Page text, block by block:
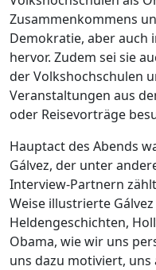
Zusammenkommens
Demokratie, aber auch
hervor. Zudem sei sie
der Volkshochschulen
Veranstaltungen aus
oder Reisevorträge
Hauptact des Abends
Gálvez, der unter
Interview-Partnern
Weise illustrierte
Heldengeschichten,
Obama, wie wir uns
uns dazu motiviert,